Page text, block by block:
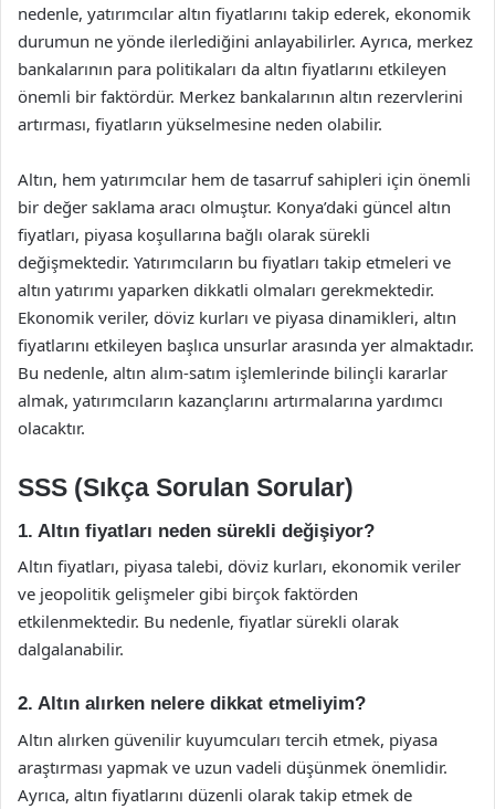
nedenle, yatırımcılar altın fiyatlarını takip ederek, ekonomik
durumun ne yönde ilerlediğini anlayabilirler. Ayrıca, merkez
bankalarının para politikaları da altın fiyatlarını etkileyen
önemli bir faktördür. Merkez bankalarının altın rezervlerini
artırması, fiyatların yükselmesine neden olabilir.
Altın, hem yatırımcılar hem de tasarruf sahipleri için önemli
bir değer saklama aracı olmuştur. Konya’daki güncel altın
fiyatları, piyasa koşullarına bağlı olarak sürekli
değişmektedir. Yatırımcıların bu fiyatları takip etmeleri ve
altın yatırımı yaparken dikkatli olmaları gerekmektedir.
Ekonomik veriler, döviz kurları ve piyasa dinamikleri, altın
fiyatlarını etkileyen başlıca unsurlar arasında yer almaktadır.
Bu nedenle, altın alım-satım işlemlerinde bilinçli kararlar
almak, yatırımcıların kazançlarını artırmalarına yardımcı
olacaktır.
SSS (Sıkça Sorulan Sorular)
1. Altın fiyatları neden sürekli değişiyor?
Altın fiyatları, piyasa talebi, döviz kurları, ekonomik veriler
ve jeopolitik gelişmeler gibi birçok faktörden
etkilenmektedir. Bu nedenle, fiyatlar sürekli olarak
dalgalanabilir.
2. Altın alırken nelere dikkat etmeliyim?
Altın alırken güvenilir kuyumcuları tercih etmek, piyasa
araştırması yapmak ve uzun vadeli düşünmek önemlidir.
Ayrıca, altın fiyatlarını düzenli olarak takip etmek de